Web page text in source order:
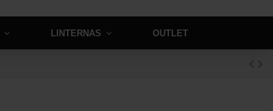
LINTERNAS OUTLET